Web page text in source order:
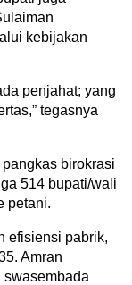
kebijakan
penjahat; yang
tegasnya
birokrasi
514 bupati/wali
petani.
efisiensi pabrik,
Amran
swasembada